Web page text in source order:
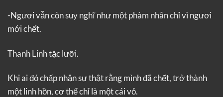
-Ngươi vẫn còn suy nghĩ như một phàm nhân chỉ vì ngươi
mới chết.
Thanh Linh tặc lưỡi.
Khi ai đó chấp nhận sự thật rằng mình đã chết, trở thành
một linh hồn, cơ thể chỉ là một cái vỏ.